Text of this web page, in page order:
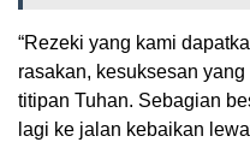
“Rezeki yang kami
rasakan, kesuksesan
titipan Tuhan. Sebagian
lagi ke jalan kebaikan